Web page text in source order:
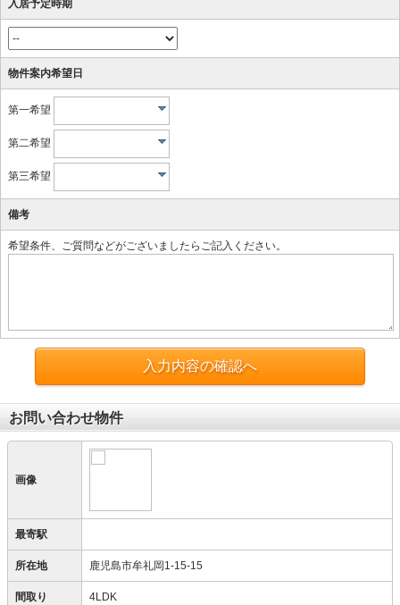
入居予定時期
物件案内希望日
第一希望
第二希望
第三希望
備考
希望条件、ご質問などがございましたらご記入ください。
入力内容の確認へ
お問い合わせ物件
画像
最寄駅
所在地 鹿児島市牟礼岡1‐15‐15
間取り 4LDK